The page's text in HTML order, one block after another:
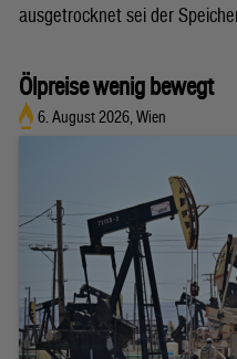
ausgetrocknet sei der
Ölpreise wenig bewegt
6. August 2026, Wien